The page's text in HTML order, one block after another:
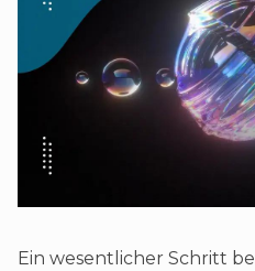
Ein wesentlicher Schritt